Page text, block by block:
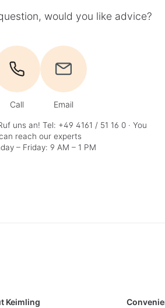
would you like advice?
Call Email
uns an! Tel: +49 4161 / 51 16 0 · You
reach our experts
– Friday: 9 AM – 1 PM
Keimling